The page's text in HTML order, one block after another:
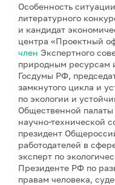
Особенность
литературного
и кандидат
центра «Проектный
член Экспертного
природным ресурсам
Госдумы РФ,
замкнутого цикла и
по экологии и
Общественной
научно-технической
президент
работодателей в
эксперт по
Президенте РФ по
правам человека,